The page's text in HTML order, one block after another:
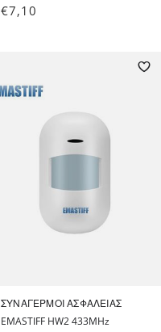
KERUI
€7,10
ΣΥΝΑΓΕΡΜΟΊ ΑΣΦΑΛΕΊΑΣ
EMASTIFF HW2 433MHz